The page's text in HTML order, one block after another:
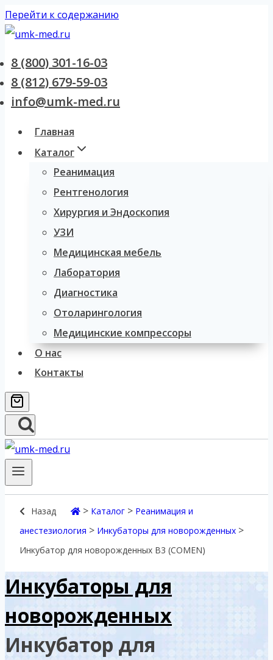
Перейти к содержанию
8 (800) 301-16-03
8 (812) 679-59-03
info@umk-med.ru
Главная
Каталог
Реанимация
Рентгенология
Хирургия и Эндоскопия
УЗИ
Медицинская мебель
Лаборатория
Диагностика
Отоларингология
Медицинские компрессоры
О нас
Контакты
Назад > Каталог > Реанимация и
анестезиология > Инкубаторы для новорожденных >
Инкубатор для новорожденных B3 (COMEN)
Инкубаторы для
новорожденных
Инкубатор для